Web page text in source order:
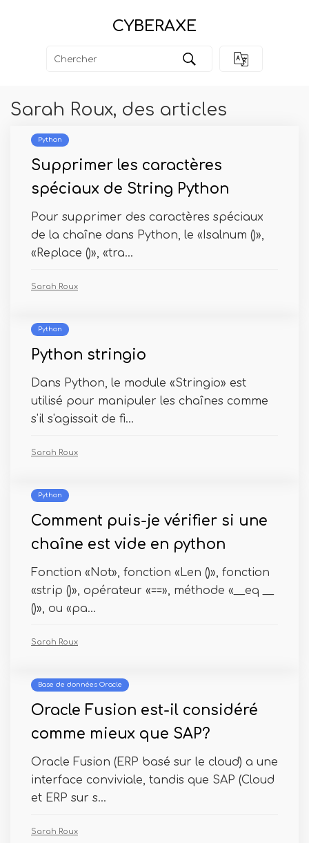
CYBERAXE
Sarah Roux, des articles
Python
Supprimer les caractères
spéciaux de String Python
Pour supprimer des caractères spéciaux
de la chaîne dans Python, le «Isalnum ()»,
«Replace ()», «tra...
Sarah Roux
Python
Python stringio
Dans Python, le module «Stringio» est
utilisé pour manipuler les chaînes comme
s'il s'agissait de fi...
Sarah Roux
Python
Comment puis-je vérifier si une
chaîne est vide en python
Fonction «Not», fonction «Len ()», fonction
«strip ()», opérateur «==», méthode «__eq __
()», ou «pa...
Sarah Roux
Base de données Oracle
Oracle Fusion est-il considéré
comme mieux que SAP?
Oracle Fusion (ERP basé sur le cloud) a une
interface conviviale, tandis que SAP (Cloud
et ERP sur s...
Sarah Roux